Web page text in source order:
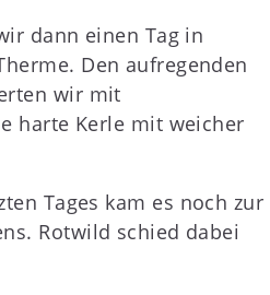
dann einen Tag in
Den aufregenden
wir mit
harte Kerle mit weicher
Tages kam es noch zur
Rotwild schied dabei